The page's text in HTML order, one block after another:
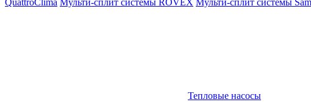
QuattroClima Мульти-сплит системы ROVEX Мульти-сплит системы
Тепловые насосы